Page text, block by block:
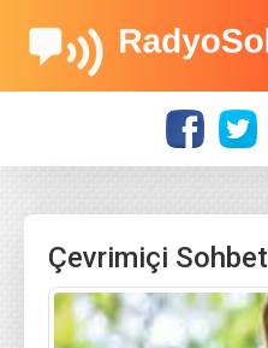
Çevrimiçi Sohbet